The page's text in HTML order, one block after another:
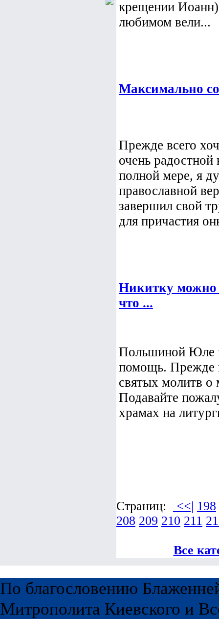
крещении
любимом вели...
Максимально
Прежде всего
очень
полной мере, я
православной
завершил свой
для причастия
Никитку можно
что ...
Польшиной
помощь. Прежде
святых молитв
Подавайте
храмах на
Страниц: <<| 198
208 209 210 211
Все
По благословению
Митрополита Киевского и